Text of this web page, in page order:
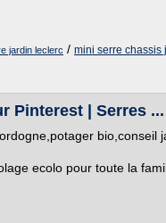
jardin leclerc / mini serre chassis
Pinterest | Serres ...
bio,conseil
ecolo pour toute la